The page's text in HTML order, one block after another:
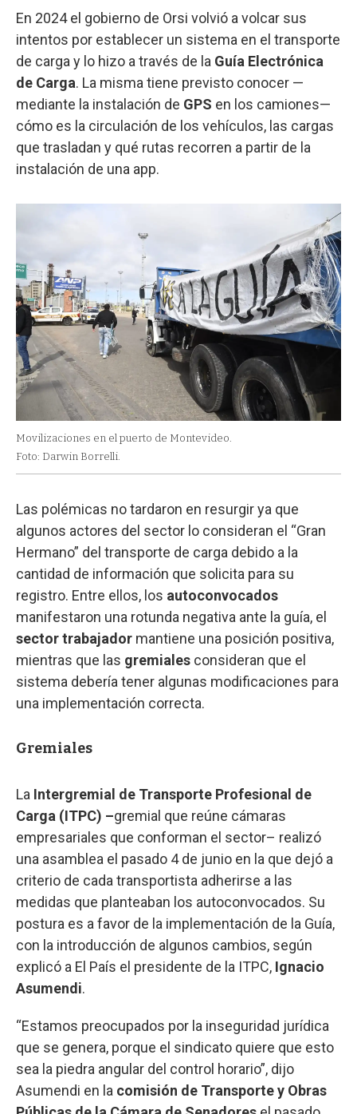
En 2024 el gobierno de Orsi volvió a volcar sus
intentos por establecer un sistema en el transporte
de carga y lo hizo a través de la Guía Electrónica
de Carga. La misma tiene previsto conocer —
mediante la instalación de GPS en los camiones—
cómo es la circulación de los vehículos, las cargas
que trasladan y qué rutas recorren a partir de la
instalación de una app.
Movilizaciones en el puerto de Montevideo.
Foto: Darwin Borrelli.
Las polémicas no tardaron en resurgir ya que
algunos actores del sector lo consideran el “Gran
Hermano” del transporte de carga debido a la
cantidad de información que solicita para su
registro. Entre ellos, los autoconvocados
manifestaron una rotunda negativa ante la guía, el
sectortrabajador mantiene una posición positiva,
mientras que las gremiales consideran que el
sistema debería tener algunas modificaciones para
una implementación correcta.
Gremiales
La Intergremial de Transporte Profesional de
Carga (ITPC) –gremial que reúne cámaras
empresariales que conforman el sector– realizó
una asamblea el pasado 4 de junio en la que dejó a
criterio de cada transportista adherirse a las
medidas que planteaban los autoconvocados. Su
postura es a favor de la implementación de la Guía,
con la introducción de algunos cambios, según
explicó a El País el presidente de la ITPC, Ignacio
Asumendi.
“Estamos preocupados por la inseguridad jurídica
que se genera, porque el sindicato quiere que esto
sea la piedra angular del control horario”, dijo
Asumendi en la comisión de Transporte y Obras